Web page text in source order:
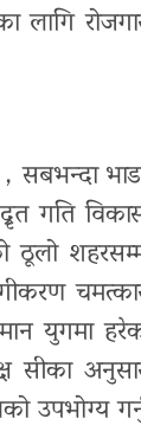
लागि
सबभन्दा
गति
ठूलो
युगमा
सीका
उपभोग्य